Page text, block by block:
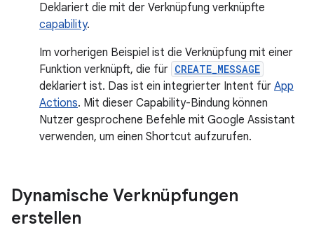
Deklariert die mit der Verknüpfung verknüpfte
capability.
Im vorherigen Beispiel ist die Verknüpfung mit einer
Funktion verknüpft, die für CREATE_MESSAGE
deklariert ist. Das ist ein integrierter Intent für App
Actions. Mit dieser Capability-Bindung können
Nutzer gesprochene Befehle mit Google Assistant
verwenden, um einen Shortcut aufzurufen.
Dynamische Verknüpfungen
erstellen